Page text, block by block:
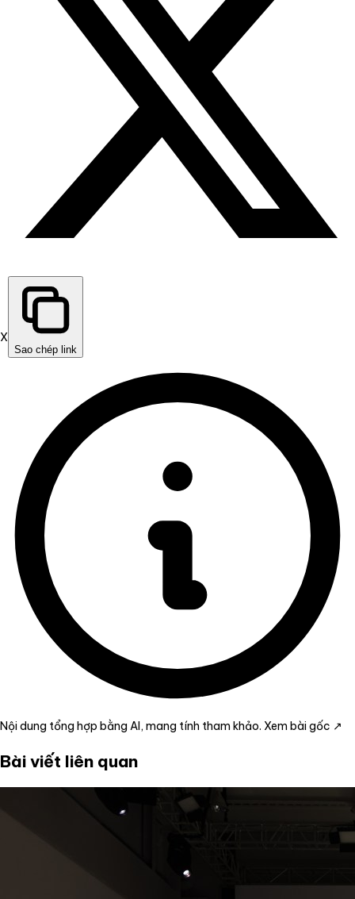
X
Sao chép link
Nội dung tổng hợp bằng AI, mang tính tham khảo. Xem bài gốc ↗
Bài viết liên quan